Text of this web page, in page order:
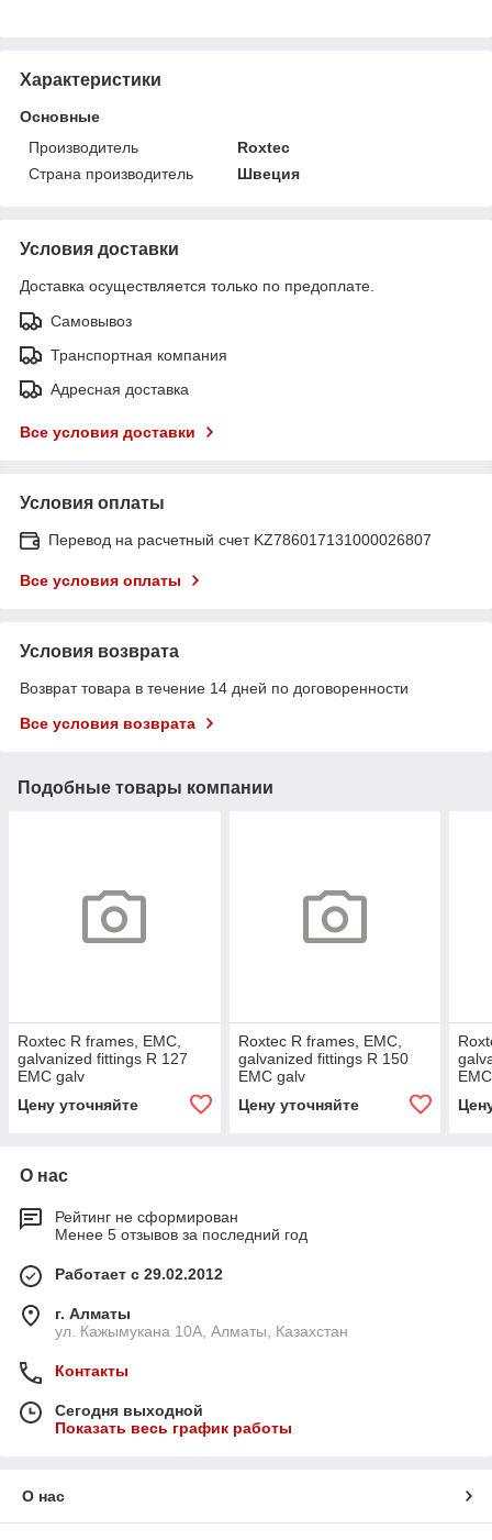
Характеристики
Основные
Производитель
Roxtec
Страна производитель
Швеция
Условия доставки
Доставка осуществляется только по предоплате.
Самовывоз
Транспортная компания
Адресная доставка
Все условия доставки
Условия оплаты
Перевод на расчетный счет KZ786017131000026807
Все условия оплаты
Условия возврата
Возврат товара в течение 14 дней по договоренности
Все условия возврата
Подобные товары компании
Roxtec R frames, EMC,
galvanized fittings R 127
EMC galv
Цену уточняйте
Roxtec R frames, EMC,
galvanized fittings R 150
EMC galv
Цену уточняйте
О нас
Рейтинг не сформирован
Менее 5 отзывов за последний год
Работает с 29.02.2012
г. Алматы
ул. Кажымукана 10А, Алматы, Казахстан
Контакты
Сегодня выходной
Показать весь график работы
О нас